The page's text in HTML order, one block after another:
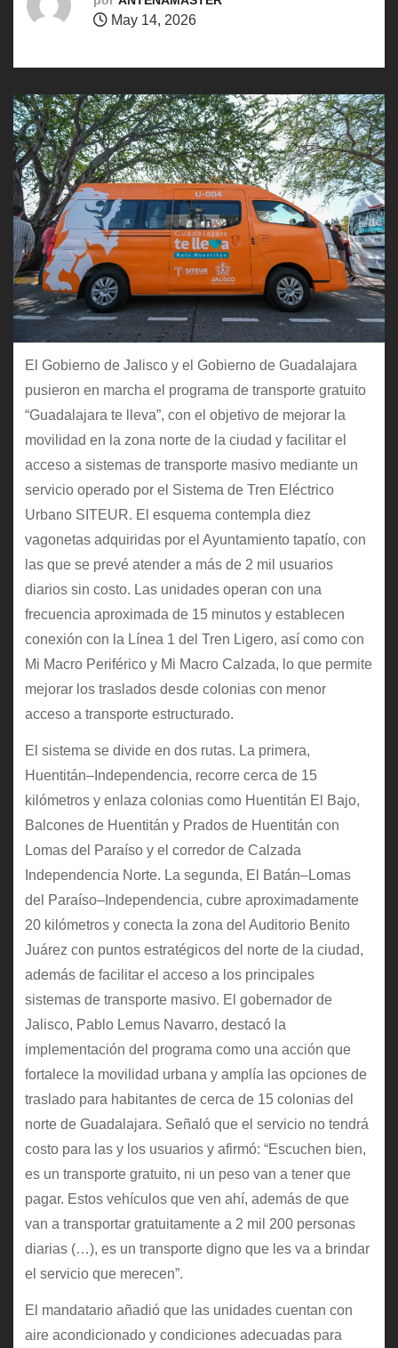
May 14, 2026
El Gobierno de Jalisco y el Gobierno de Guadalajara
pusieron en marcha el programa de transporte gratuito
“Guadalajara te lleva”, con el objetivo de mejorar la
movilidad en la zona norte de la ciudad y facilitar el
acceso a sistemas de transporte masivo mediante un
servicio operado por el Sistema de Tren Eléctrico
Urbano SITEUR. El esquema contempla diez
vagonetas adquiridas por el Ayuntamiento tapatío, con
las que se prevé atender a más de 2 mil usuarios
diarios sin costo. Las unidades operan con una
frecuencia aproximada de 15 minutos y establecen
conexión con la Línea 1 del Tren Ligero, así como con
Mi Macro Periférico y Mi Macro Calzada, lo que permite
mejorar los traslados desde colonias con menor
acceso a transporte estructurado.
El sistema se divide en dos rutas. La primera,
Huentitán–Independencia, recorre cerca de 15
kilómetros y enlaza colonias como Huentitán El Bajo,
Balcones de Huentitán y Prados de Huentitán con
Lomas del Paraíso y el corredor de Calzada
Independencia Norte. La segunda, El Batán–Lomas
del Paraíso–Independencia, cubre aproximadamente
20 kilómetros y conecta la zona del Auditorio Benito
Juárez con puntos estratégicos del norte de la ciudad,
además de facilitar el acceso a los principales
sistemas de transporte masivo. El gobernador de
Jalisco, Pablo Lemus Navarro, destacó la
implementación del programa como una acción que
fortalece la movilidad urbana y amplía las opciones de
traslado para habitantes de cerca de 15 colonias del
norte de Guadalajara. Señaló que el servicio no tendrá
costo para las y los usuarios y afirmó: “Escuchen bien,
es un transporte gratuito, ni un peso van a tener que
pagar. Estos vehículos que ven ahí, además de que
van a transportar gratuitamente a 2 mil 200 personas
diarias (…), es un transporte digno que les va a brindar
el servicio que merecen”.
El mandatario añadió que las unidades cuentan con
aire acondicionado y condiciones adecuadas para